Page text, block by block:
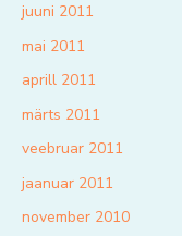
juuni 2011
mai 2011
aprill 2011
märts 2011
veebruar 2011
jaanuar 2011
november 2010